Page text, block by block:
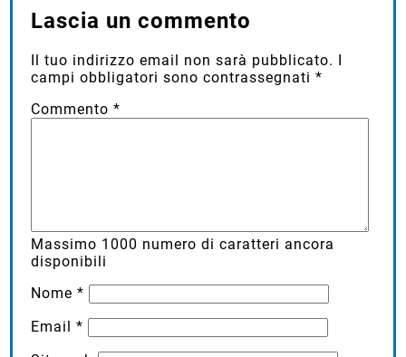
Lascia un commento
Il tuo indirizzo email non sarà pubblicato. I
campi obbligatori sono contrassegnati*
Commento*
Massimo 1000 numero di caratteri ancora
disponibili
Nome*
Email*